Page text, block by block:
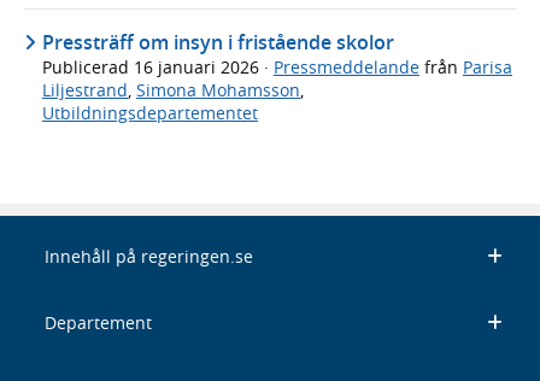
Pressträff om insyn i fristående skolor
Publicerad 16 januari 2026 · Pressmeddelande från Parisa
Liljestrand Simona Mohamsson
Utbildningsdepartementet
Innehåll på regeringen.se
Departement